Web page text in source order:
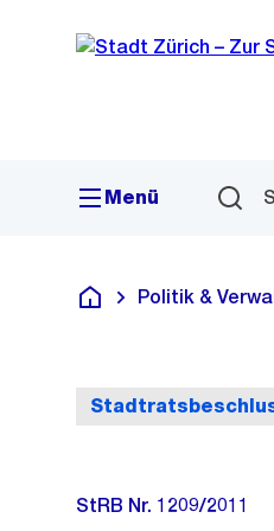
Navigation
Sprunglink
Menü
Deutsch
Politik &
StRB Nr. 1209/2011